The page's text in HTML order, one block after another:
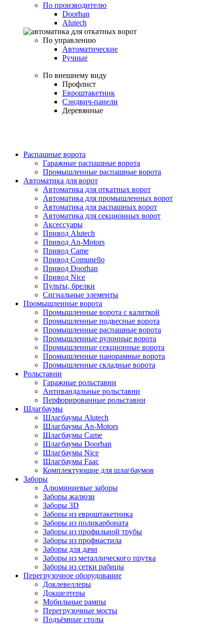
По производителю
Doorhan
Alutech
По управлению
Автоматические
Ручные
По внешнему виду
Профлист
Евроштакетник
Сэндвич-панели
Деревянные
Распашные ворота
Гаражные распашные ворота
Промышленные распашные ворота
Автоматика для ворот
Автоматика для откатных ворот
Автоматика для промышленных ворот
Автоматика для распашных ворот
Автоматика для секционных ворот
Аксессуары
Привод Alutech
Привод An-Motors
Привод Came
Привод Comunello
Привод Doorhan
Привод Nice
Пульты, брелки
Сигнальные элементы
Промышленные ворота
Промышленные ворота с калиткой
Промышленные подвесные ворота
Промышленные распашные ворота
Промышленные рулонные ворота
Промышленные секционные ворота
Промышленные панорамные ворота
Промышленные складные ворота
Рольставни
Гаражные рольставни
Антивандальные рольставни
Перфорированные рольставни
Шлагбаумы
Шлагбаумы Alutech
Шлагбаумы An-Motors
Шлагбаумы Came
Шлагбаумы Doorhan
Шлагбаумы Nice
Шлагбаумы Faac
Комплектующие для шлагбаумов
Заборы
Алюминиевые заборы
Заборы жалюзи
Заборы 3D
Заборы из евроштакетника
Заборы из поликарбоната
Заборы из профильной трубы
Заборы из профнастила
Заборы для дачи
Заборы из металлического прутка
Заборы из сетки рабицы
Перегрузочное оборудование
Доклевеллеры
Докшелтеры
Мобильные рампы
Перегрузочные мосты
Подъёмные столы